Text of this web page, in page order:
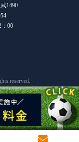
1490
：00
reserved.